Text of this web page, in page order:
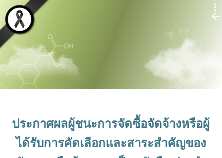
ประกาศผลผู้ชนะการจัดซื้อจัดจ้างหรือผู้
ได้รับการคัดเลือกและสาระสำคัญของ